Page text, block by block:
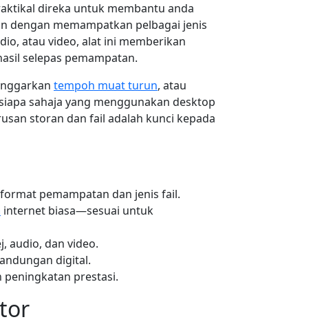
direka untuk membantu anda
dengan memampatkan pelbagai jenis
atau video, alat ini memberikan
selepas pemampatan.
tempoh muat turun, atau
sahaja yang menggunakan desktop
storan dan fail adalah kunci kepada
pemampatan dan jenis fail.
internet biasa—sesuai untuk
audio, dan video.
digital.
prestasi.